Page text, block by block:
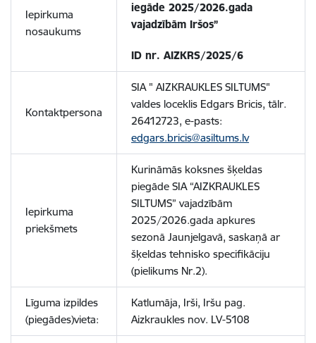
Iepirkuma
nosaukums
iegāde 2025/2026.gada
vajadzībām Iršos”
ID nr. AIZKRS/2025/6
Kontaktpersona
SIA " AIZKRAUKLES SILTUMS"
valdes loceklis Edgars Bricis, tālr.
26412723, e-pasts:
edgars.bricis@asiltums.lv
Iepirkuma
priekšmets
Kurināmās koksnes šķeldas
piegāde SIA “AIZKRAUKLES
SILTUMS” vajadzībām
2025/2026.gada apkures
sezonā Jaunjelgavā, saskaņā ar
šķeldas tehnisko specifikāciju
(pielikums Nr.2).
Līguma izpildes
(piegādes)vieta:
Katlumāja, Irši, Iršu pag.
Aizkraukles nov. LV-5108